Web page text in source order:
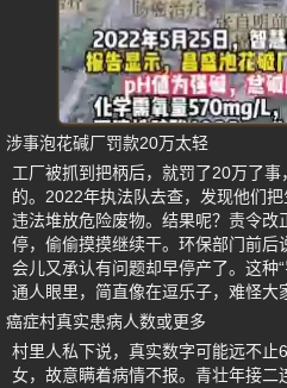
涉事泡花碱厂罚款20万太轻
工厂被抓到把柄后，就罚了20万了
的。2022年执法队去查，发现他们
违法堆放危险废物。结果呢？责令
停，偷偷摸摸继续干。环保部门前
会儿又承认有问题却早停产了。这种
通人眼里，简直像在逗乐子，难怪大
癌症村真实患病人数或更多
村里人私下说，真实数字可能远不止
女，故意瞒着病情不报。青壮年接二